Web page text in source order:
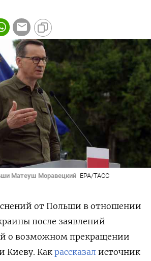
Матеуш Моравецкий EPA/ТАСС
от Польши в отношении
после заявлений
о возможном прекращении
Киеву. Как рассказал источник